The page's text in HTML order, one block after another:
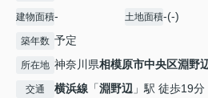
建物面積- 土地面積-(-)
築年数 予定
所在地 神奈川県相模原市中央区淵野
交通 横浜線 「淵野辺 」駅 徒歩19分